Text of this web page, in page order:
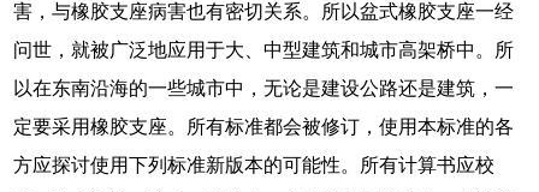
害，与橡胶支座病害也有密切关系。所以盆式橡胶支座一经
问世，就被广泛地应用于大、中型建筑和城市高架桥中。所
以在东南沿海的一些城市中，无论是建设公路还是建筑，一
定要采用橡胶支座。所有标准都会被修订，使用本标准的各
方应探讨使用下列标准新版本的可能性。所有计算书应校